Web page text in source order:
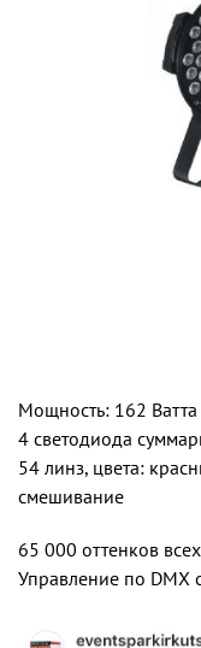
Мощность: 162 Ватта
4 светодиода
54 линз, цвета:
смешивание
65 000 оттенков
Управление по DMX